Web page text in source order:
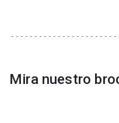
Mira nuestro